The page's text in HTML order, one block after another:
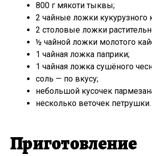
800 г мякоти тыквы;
2 чайные ложки кукурузного
2 столовые ложки
½ чайной ложки молотого
1 чайная ложка паприки;
1 чайная ложка сушёного
соль — по вкусу;
небольшой кусочек
несколько веточек петрушки.
Приготовление